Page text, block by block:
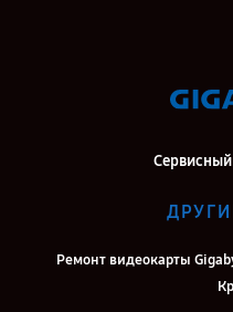
Ремонт видеокарты